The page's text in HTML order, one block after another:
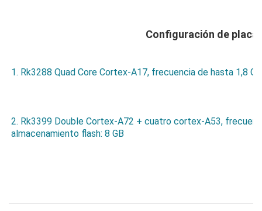
2. Rk3399 Double Cortex-A72 + cuatro cortex-A53,